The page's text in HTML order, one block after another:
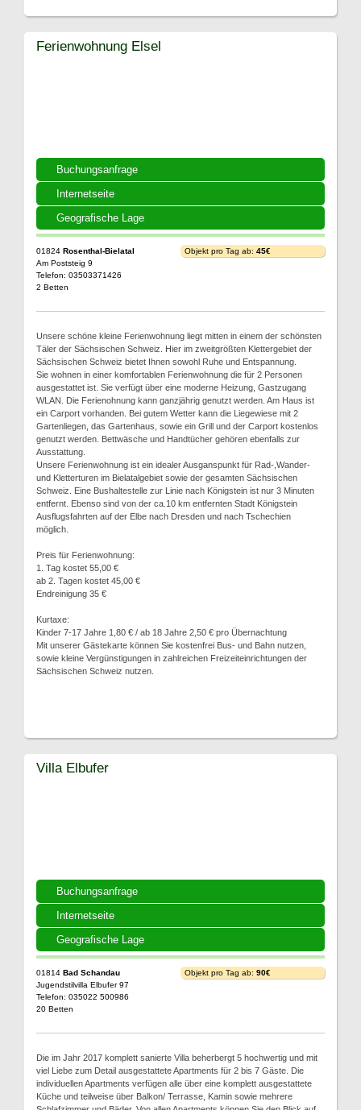
Buchungsanfrage
Internetseite
Geografische Lage
Ferienwohnung Elsel
01824 Rosenthal-Bielatal
Am Poststeig 9
Telefon: 03503371426
2 Betten
Objekt pro Tag ab: 45€
Unsere schöne kleine Ferienwohnung liegt mitten in einem der schönsten
Täler der Sächsischen Schweiz. Hier im zweitgrößten Klettergebiet der
Sächsischen Schweiz bietet Ihnen sowohl Ruhe und Entspannung.
Sie wohnen in einer komfortablen Ferienwohnung die für 2 Personen
ausgestattet ist. Sie verfügt über eine moderne Heizung, Gastzugang
WLAN. Die Ferienohnung kann ganzjährig genutzt werden. Am Haus ist
ein Carport vorhanden. Bei gutem Wetter kann die Liegewiese mit 2
Gartenliegen, das Gartenhaus, sowie ein Grill und der Carport kostenlos
genutzt werden. Bettwäsche und Handtücher gehören ebenfalls zur
Ausstattung.
Unsere Ferienwohnung ist ein idealer Ausganspunkt für Rad-,Wander-
und Kletterturen im Bielatalgebiet sowie der gesamten Sächsischen
Schweiz. Eine Bushaltestelle zur Linie nach Königstein ist nur 3 Minuten
entfernt. Ebenso sind von der ca.10 km entfernten Stadt Königstein
Ausflugsfahrten auf der Elbe nach Dresden und nach Tschechien
möglich.
Preis für Ferienwohnung:
1. Tag kostet 55,00 €
ab 2. Tagen kostet 45,00 €
Endreinigung 35 €
Kurtaxe:
Kinder 7-17 Jahre 1,80 € / ab 18 Jahre 2,50 € pro Übernachtung
Mit unserer Gästekarte können Sie kostenfrei Bus- und Bahn nutzen,
sowie kleine Vergünstigungen in zahlreichen Freizeiteinrichtungen der
Sächsischen Schweiz nutzen.
Buchungsanfrage
Internetseite
Geografische Lage
Villa Elbufer
01814 Bad Schandau
Jugendstilvilla Elbufer 97
Telefon: 035022 500986
20 Betten
Objekt pro Tag ab: 90€
Die im Jahr 2017 komplett sanierte Villa beherbergt 5 hochwertig und mit
viel Liebe zum Detail ausgestattete Apartments für 2 bis 7 Gäste. Die
individuellen Apartments verfügen alle über eine komplett ausgestattete
Küche und teilweise über Balkon/ Terrasse, Kamin sowie mehrere